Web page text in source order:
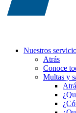
Nuestros
Atrás
Conoce
Multas y